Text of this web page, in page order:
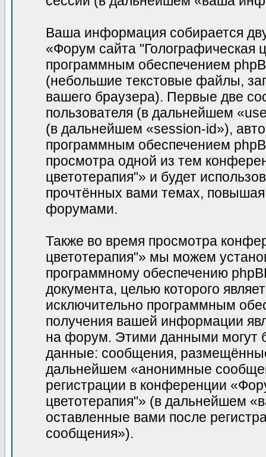
Ваша информация собирается
«Форум сайта "Голографическая
программным обеспечением
(небольшие текстовые файлы,
вашего браузера). Первые две
пользователя (в дальнейшем
(в дальнейшем «session-id»),
программным обеспечением
просмотра одной из тем
цветотерапия"» и будет
прочтённых вами темах,
форумами.
Также во время просмотра
цветотерапия"» мы можем
программному обеспечению
документа, целью которого
исключительно программным
получения вашей информации
на форум. Этими данными могут
данные: сообщения,
дальнейшем «анонимные
регистрации в конференции
цветотерапия"» (в дальнейшем
оставленные вами после
сообщения»).